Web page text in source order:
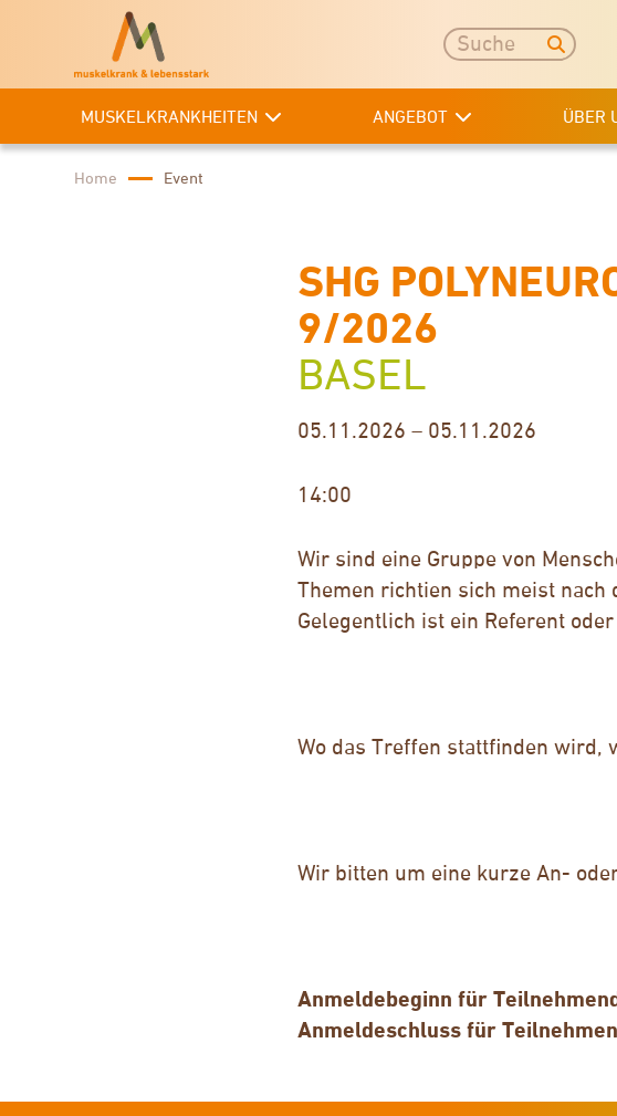
MUSKELKRANKHEITEN ANGEBOT ÜBER
Home Event
SHG
9/2026
BASEL
05.11.2026 – 05.11.2026
14:00
Wir sind eine Gruppe von
Themen richtien sich meist nach
Gelegentlich ist ein Referent
Wo das Treffen stattfinden wird,
Wir bitten um eine kurze An-
Anmeldebeginn für
Anmeldeschluss für